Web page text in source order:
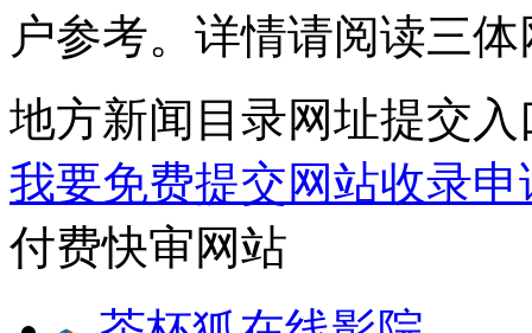
户参考。详情请阅读三
地方新闻目录网址提交入
我要免费提交网站收录申
付费快审网站